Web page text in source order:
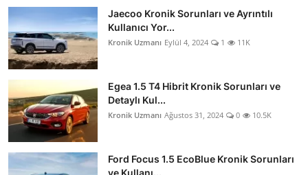
Jaecoo Kronik Sorunları ve Ayrıntılı
Kullanıcı Yor...
Kronik Uzmanı Eylül 4, 2024 1 11K
Egea 1.5 T4 Hibrit Kronik Sorunları ve
Detaylı Kul...
Kronik Uzmanı Ağustos 31, 2024 0 10.5K
Ford Focus 1.5 EcoBlue Kronik Sorunları